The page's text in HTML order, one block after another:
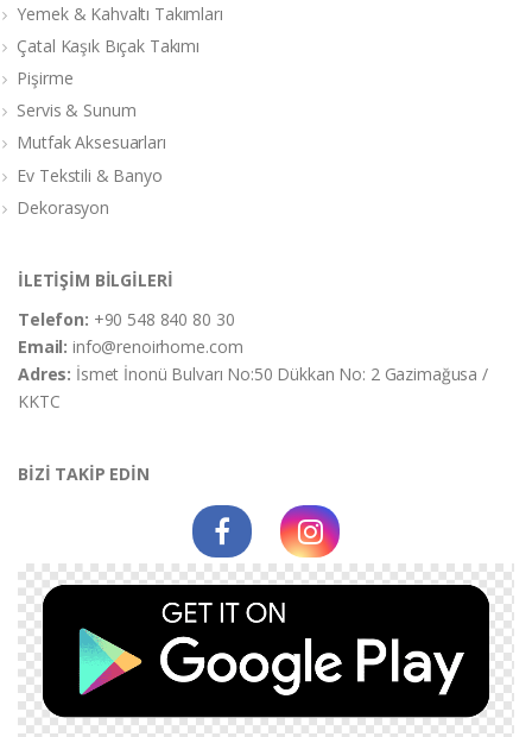
Yemek & Kahvaltı Takımları
Çatal Kaşık Bıçak Takımı
Pişirme
Servis & Sunum
Mutfak Aksesuarları
Ev Tekstili & Banyo
Dekorasyon
İLETİŞİM BİLGİLERİ
Telefon: +90 548 840 80 30
Email:info@renoirhome.com
Adres: İsmet İnonü Bulvarı No:50 Dükkan No: 2 Gazimağusa /
KKTC
BİZİ TAKİP EDİN